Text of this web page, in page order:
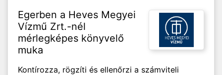
Egerben a Heves Megyei
Vízmű Zrt.-nél
mérlegképes könyvelő
muka
Kontírozza, rögzíti és ellenőrzi a számviteli